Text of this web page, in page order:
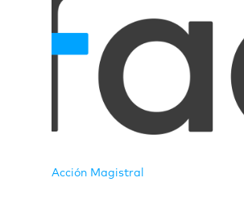
Acción Magistral